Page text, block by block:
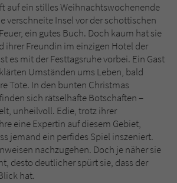
auf ein stilles Weihnachtswochenende
verschneite Insel vor der schottischen
ein gutes Buch. Doch kaum hat sie
ihrer Freundin im einzigen Hotel der
es mit der Festtagsruhe vorbei. Ein Gast
Umständen ums Leben, bald
Tote. In den bunten Christmas
sich rätselhafte Botschaften –
unheilvoll. Edie, trotz ihrer
eine Expertin auf diesem Gebiet,
jemand ein perfides Spiel inszeniert.
nachzugehen. Doch je näher sie
desto deutlicher spürt sie, dass der
hat.
Cookie gewährleistet die
der Webseite mit dem
Es wird benötigt um z. B. den
des Kontaktformulars zu